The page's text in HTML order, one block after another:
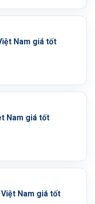
Nam giá tốt
Nam giá tốt
Nam giá tốt